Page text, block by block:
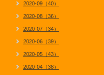
2020-09（40）
2020-08（36）
2020-07（34）
2020-06（39）
2020-05（43）
2020-04（38）